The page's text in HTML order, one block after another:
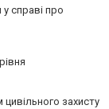
у справі про
захисту